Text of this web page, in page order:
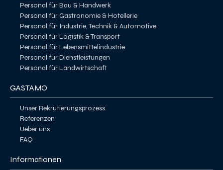
Personal für Bau & Handwerk
Personal für Gastronomie & Hotellerie
Personal für Industrie, Technik & Automotive
Personal für Logistik & Transport
Personal für Lebensmittelindustrie
Personal für Dienstleistungen
Personal für Landwirtschaft
GASTAMO
Unser Rekrutierungsprozess
Referenzen
Ueber uns
FAQ
Informationen